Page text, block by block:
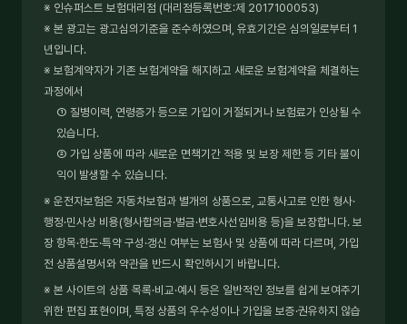
※ 인슈퍼스트 보험대리점 (대리점등록번호:제 2017100053)
※ 본 광고는 광고심의기준을 준수하였으며, 유효기간은 심의일로부터 1
년입니다.
※ 보험계약자가 기존 보험계약을 해지하고 새로운 보험계약을 체결하는
과정에서
① 질병이력, 연령증가 등으로 가입이 거절되거나 보험료가 인상될 수
있습니다.
② 가입 상품에 따라 새로운 면책기간 적용 및 보장 제한 등 기타 불이
익이 발생할 수 있습니다.
※ 운전자보험은 자동차보험과 별개의 상품으로, 교통사고로 인한 형사·
행정·민사상 비용(형사합의금·벌금·변호사선임비용 등)을 보장합니다. 보
장 항목·한도·특약 구성·갱신 여부는 보험사 및 상품에 따라 다르며, 가입
전 상품설명서와 약관을 반드시 확인하시기 바랍니다.
※ 본 사이트의 상품 목록·비교·예시 등은 일반적인 정보를 쉽게 보여주기
위한 편집 표현이며, 특정 상품의 우수성이나 가입을 보증·권유하지 않습